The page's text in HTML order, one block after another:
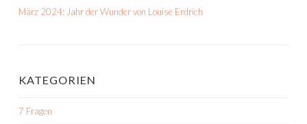
März 2024: Jahr der Wunder von Louise Erdrich
KATEGORIEN
7 Fragen